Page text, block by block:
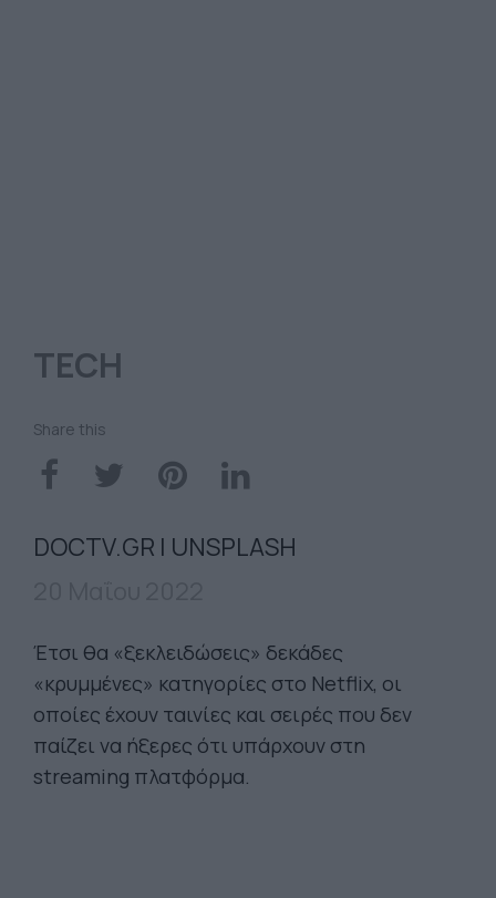
TECH
Share this
DOCTV.GR | UNSPLASH
Έτσι θα «ξεκλειδώσεις» δεκάδες
«κρυμμένες» κατηγορίες στο Netflix, οι
οποίες έχουν ταινίες και σειρές που δεν
παίζει να ήξερες ότι υπάρχουν στη
streaming πλατφόρμα.